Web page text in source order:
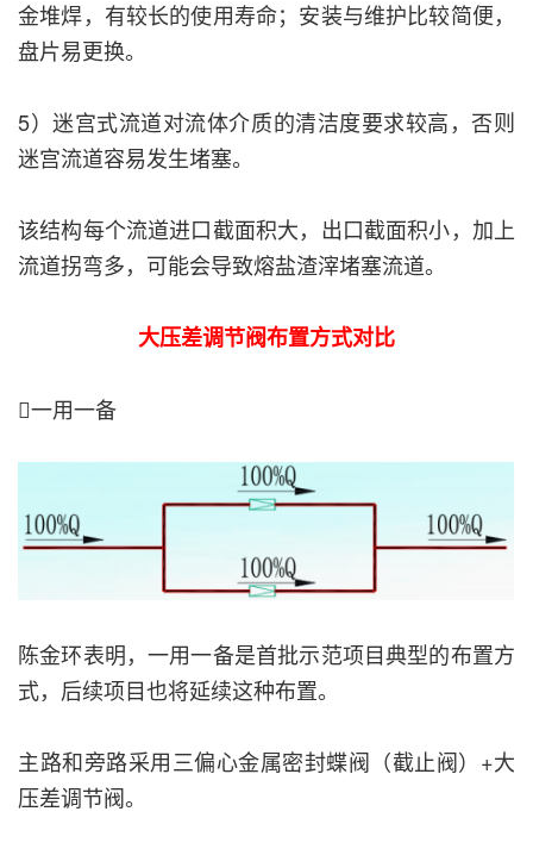
金堆焊，有较长的使用寿命；安装与维护比较简便，
盘片易更换。
5）迷宫式流道对流体介质的清洁度要求较高，否则
迷宫流道容易发生堵塞。
该结构每个流道进口截面积大，出口截面积小，加上
流道拐弯多，可能会导致熔盐渣滓堵塞流道。
大压差调节阀布置方式对比
一用一备
陈金环表明，一用一备是首批示范项目典型的布置方
式，后续项目也将延续这种布置。
主路和旁路采用三偏心金属密封蝶阀（截止阀）+大
压差调节阀。